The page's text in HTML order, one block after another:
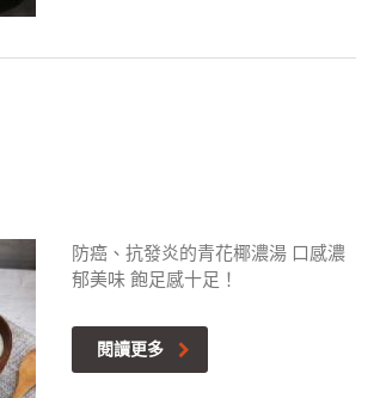
防癌、抗發炎的青花椰濃湯 口感濃
郁美味 飽足感十足！
閱讀更多